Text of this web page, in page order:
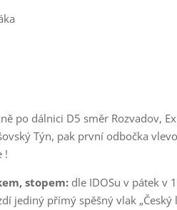
po dálnici D5 směr Rozvadov,
Týn, pak první odbočka
!
stopem: dle IDOSu v pátek v
jediný přímý spěšný vlak